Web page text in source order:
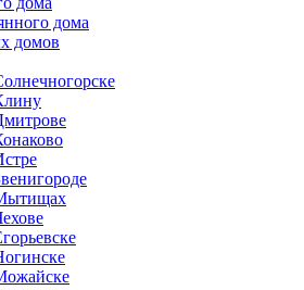
дома
домов